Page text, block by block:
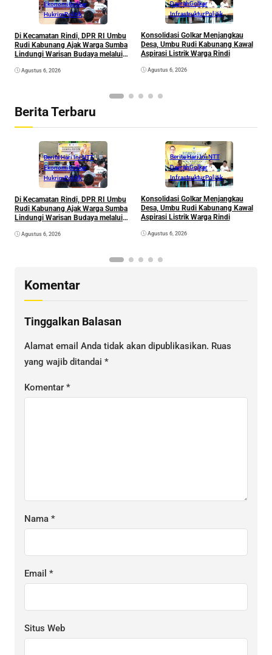
EkonomiGolkar
HukrimPolitik
Di Kecamatan Rindi, DPR RI Umbu
Rudi Kabunang Ajak Warga Sumba
Lindungi Warisan Budaya melalui
Agustus 6, 2026
DaerahGolkar
InfrastrukturPolitik
Konsolidasi Golkar Menjangkau
Desa, Umbu Rudi Kabunang Kawal
Aspirasi Listrik Warga Rindi
Agustus 6, 2026
Berita Terbaru
Berita Hari Ini NTT
EkonomiGolkar
HukrimPolitik
Di Kecamatan Rindi, DPR RI Umbu
Rudi Kabunang Ajak Warga Sumba
Lindungi Warisan Budaya melalui
Agustus 6, 2026
Berita Hari Ini NTT
DaerahGolkar
InfrastrukturPolitik
Konsolidasi Golkar Menjangkau
Desa, Umbu Rudi Kabunang Kawal
Aspirasi Listrik Warga Rindi
Agustus 6, 2026
Komentar
Tinggalkan Balasan
Alamat email Anda tidak akan dipublikasikan. Ruas
yang wajib ditandai *
Komentar *
Nama *
Email *
Situs Web